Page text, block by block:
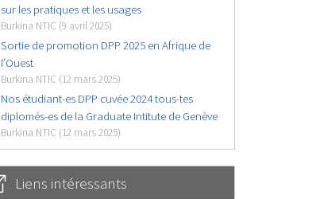
sur les pratiques et les usages
Burkina NTIC (9 avril 2025)
Sortie de promotion DPP 2025 en Afrique de
l’Ouest
Burkina NTIC (12 mars 2025)
Nos étudiant-es DPP cuvée 2024 tous-tes
diplomés-es de la Graduate Intitute de Genève
Burkina NTIC (12 mars 2025)
Liens intéressants